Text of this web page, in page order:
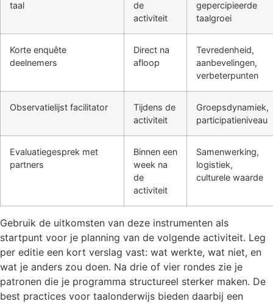
taal
de
activiteit
gepercipieerde
taalgroei
Korte enquête
deelnemers
Direct na
afloop
Tevredenheid,
aanbevelingen,
verbeterpunten
Observatielijst facilitator
Tijdens de
activiteit
Groepsdynamiek,
participatieniveau
Evaluatiegesprek met
partners
Binnen een
week na
de
activiteit
Samenwerking,
logistiek,
culturele waarde
Gebruik de uitkomsten van deze instrumenten als
startpunt voor je planning van de volgende activiteit. Leg
per editie een kort verslag vast: wat werkte, wat niet, en
wat je anders zou doen. Na drie of vier rondes zie je
patronen die je programma structureel sterker maken. De
best practices voor taalonderwijs bieden daarbij een